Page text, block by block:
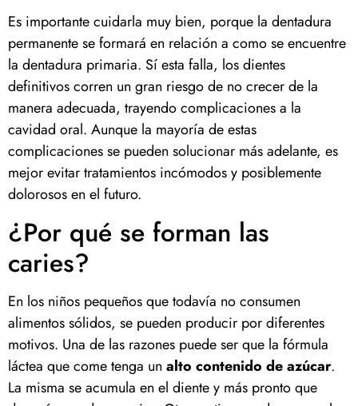
Es importante cuidarla muy bien, porque la dentadura
permanente se formará en relación a como se encuentre
la dentadura primaria. Sí esta falla, los dientes
definitivos corren un gran riesgo de no crecer de la
manera adecuada, trayendo complicaciones a la
cavidad oral. Aunque la mayoría de estas
complicaciones se pueden solucionar más adelante, es
mejor evitar tratamientos incómodos y posiblemente
dolorosos en el futuro.
¿Por qué se forman las
caries?
En los niños pequeños que todavía no consumen
alimentos sólidos, se pueden producir por diferentes
motivos. Una de las razones puede ser que la fórmula
láctea que come tenga un alto contenido de azúcar.
La misma se acumula en el diente y más pronto que